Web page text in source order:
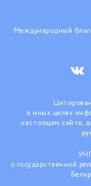
Международный
в иных целях
настоящем сайте,
о государственной